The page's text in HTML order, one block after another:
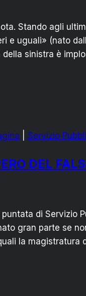
Stando agli
e uguali» (nato
sinistra è
Servizio
DEL
puntata di
gran parte se
la